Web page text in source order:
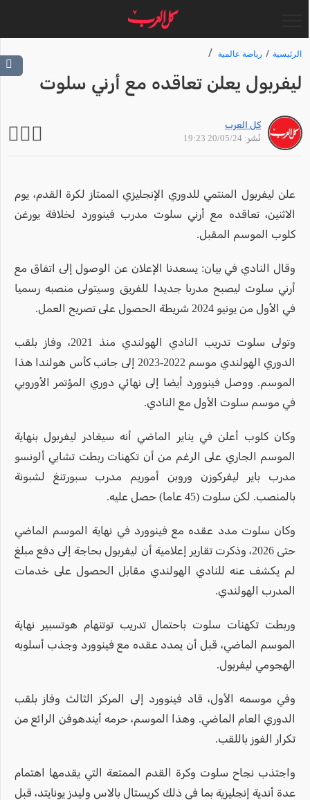
الرئيسية رياضة عالمية
ليفربول يعلن تعاقده مع أرني سلوت
كل العرب
نُشر: 20/05/24 19:23
علن ليفربول المنتمي للدوري الإنجليزي الممتاز لكرة القدم، يوم
الاثنين، تعاقده مع أرني سلوت مدرب فينوورد لخلافة يورغن
كلوب الموسم المقبل.
وقال النادي في بيان: يسعدنا الإعلان عن الوصول إلى اتفاق مع
أرني سلوت ليصبح مدربا جديدا للفريق وسيتولى منصبه رسميا
في الأول من يونيو 2024 شريطة الحصول على تصريح العمل.
وتولى سلوت تدريب النادي الهولندي منذ 2021، وفاز بلقب
الدوري الهولندي موسم 2022-2023 إلى جانب كأس هولندا هذا
الموسم. ووصل فينوورد أيضا إلى نهائي دوري المؤتمر الأوروبي
في موسم سلوت الأول مع النادي.
وكان كلوب أعلن في يناير الماضي أنه سيغادر ليفربول بنهاية
الموسم الجاري على الرغم من أن تكهنات ربطت تشابي ألونسو
مدرب باير ليفركوزن وروبن أموريم مدرب سبورتنغ لشبونة
بالمنصب. لكن سلوت (45 عاما) حصل عليه.
وكان سلوت مدد عقده مع فينوورد في نهاية الموسم الماضي
حتى 2026، وذكرت تقارير إعلامية أن ليفربول بحاجة إلى دفع مبلغ
لم يكشف عنه للنادي الهولندي مقابل الحصول على خدمات
المدرب الهولندي.
وربطت تكهنات سلوت باحتمال تدريب توتنهام هوتسبير نهاية
الموسم الماضي، قبل أن يمدد عقده مع فينوورد وجذب أسلوبه
الهجومي ليفربول.
وفي موسمه الأول، قاد فينوورد إلى المركز الثالث وفاز بلقب
الدوري العام الماضي. وهذا الموسم، حرمه أيندهوفن الرائع من
تكرار الفوز باللقب.
واجتذب نجاح سلوت وكرة القدم الممتعة التي يقدمها اهتمام
عدة أندية إنجليزية بما في ذلك كريستال بالاس وليدز يونايتد، قبل